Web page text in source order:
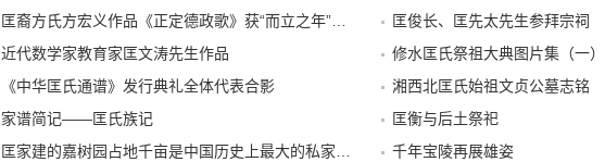
近代数学家教育家匡文涛先生作品
《中华匡氏通谱》发行典礼全体代表合影
家谱简记——匡氏族记
匡俊长、匡先太先生参拜宗祠
修水匡氏祭祖大典图片集（一）
湘西北匡氏始祖文贞公墓志铭
匡衡与后土祭祀
千年宝陵再展雄姿